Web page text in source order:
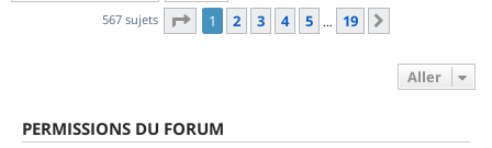
567 sujets Page 1sur
1 2 3 4 5 … 19
Aller
PERMISSIONS DU FORUM